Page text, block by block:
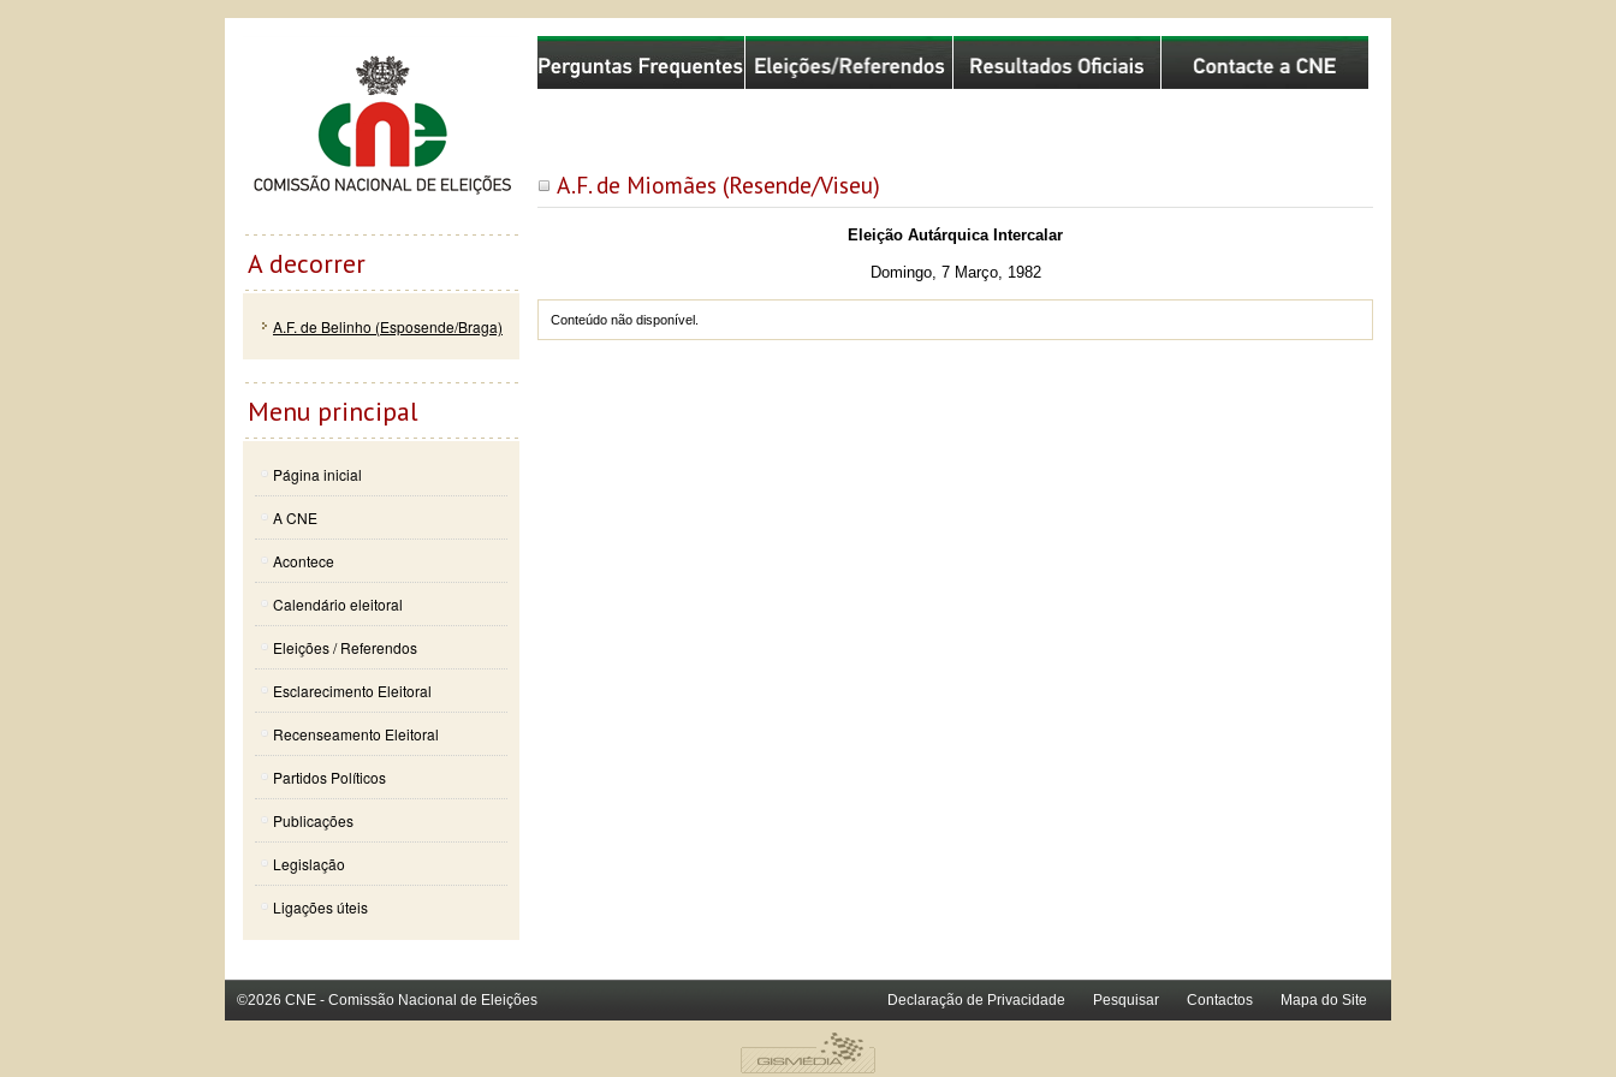
A.F. de Miomães (Resende/Viseu)
Eleição Autárquica Intercalar
Domingo, 7 Março, 1982
Conteúdo não disponível.
Comissão Nacional de Eleições
A decorrer
A.F. de Belinho (Esposende/Braga)
Menu principal
Página inicial
A CNE
Acontece
Calendário eleitoral
Eleições / Referendos
Esclarecimento Eleitoral
Recenseamento Eleitoral
Partidos Políticos
Publicações
Legislação
Ligações úteis
©2026 CNE - Comissão Nacional de Eleições Declaração de Privacidade Pesquisar Contactos Mapa do Site